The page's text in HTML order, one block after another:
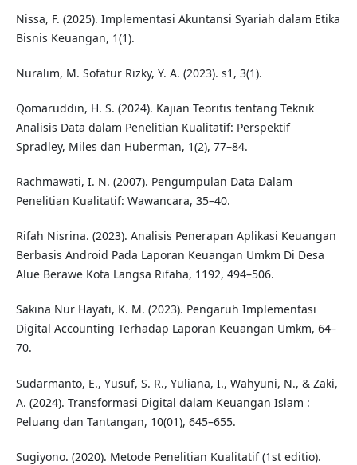
Nissa, F. (2025). Implementasi Akuntansi Syariah dalam Etika
Bisnis Keuangan, 1(1).
Nuralim, M. Sofatur Rizky, Y. A. (2023). s1, 3(1).
Qomaruddin, H. S. (2024). Kajian Teoritis tentang Teknik
Analisis Data dalam Penelitian Kualitatif: Perspektif
Spradley, Miles dan Huberman, 1(2), 77–84.
Rachmawati, I. N. (2007). Pengumpulan Data Dalam
Penelitian Kualitatif: Wawancara, 35–40.
Rifah Nisrina. (2023). Analisis Penerapan Aplikasi Keuangan
Berbasis Android Pada Laporan Keuangan Umkm Di Desa
Alue Berawe Kota Langsa Rifaha, 1192, 494–506.
Sakina Nur Hayati, K. M. (2023). Pengaruh Implementasi
Digital Accounting Terhadap Laporan Keuangan Umkm, 64–
70.
Sudarmanto, E., Yusuf, S. R., Yuliana, I., Wahyuni, N., & Zaki,
A. (2024). Transformasi Digital dalam Keuangan Islam :
Peluang dan Tantangan, 10(01), 645–655.
Sugiyono. (2020). Metode Penelitian Kualitatif (1st editio).